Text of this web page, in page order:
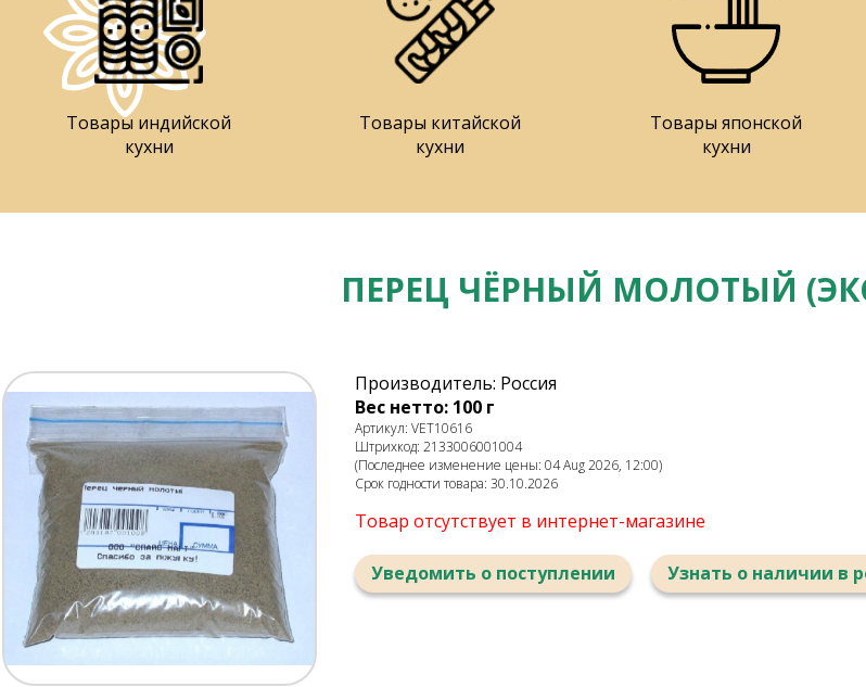
Товары индийской
кухни
Товары китайской
кухни
Товары японской
кухни
ПЕРЕЦ ЧЁРНЫЙ МОЛОТЫЙ
Производитель: Россия
Вес нетто: 100 г
Артикул: VET10616
Штрихкод: 2133006001004
(Последнее изменение цены: 04 Aug 2026, 12:00)
Срок годности товара: 30.10.2026
Товар отсутствует в интернет-магазине
Уведомить о поступлении Узнать о наличии в